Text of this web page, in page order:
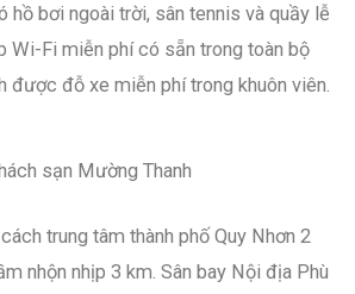
hồ bơi ngoài trời, sân tennis và quầy lễ
Wi-Fi miễn phí có sẵn trong toàn bộ
được đỗ xe miễn phí trong khuôn viên.
sạn Mường Thanh
trung tâm thành phố Quy Nhơn 2
nhộn nhịp 3 km. Sân bay Nội địa Phù